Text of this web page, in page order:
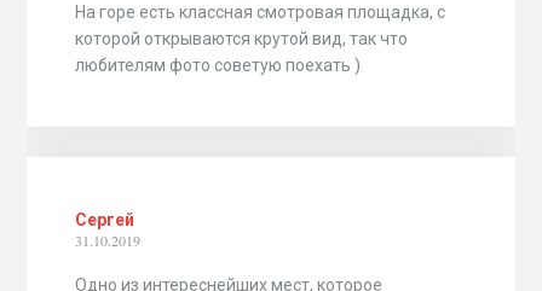
На горе есть классная смотровая площадка, с
которой открываются крутой вид, так что
любителям фото советую поехать )
Сергей
31.10.2019
Одно из интереснейших мест, которое